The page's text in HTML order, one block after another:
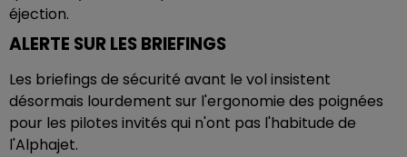
éjection.
ALERTE SUR LES BRIEFINGS
Les briefings de sécurité avant le vol insistent
désormais lourdement sur l'ergonomie des poignées
pour les pilotes invités qui n'ont pas l'habitude de
l'Alphajet.